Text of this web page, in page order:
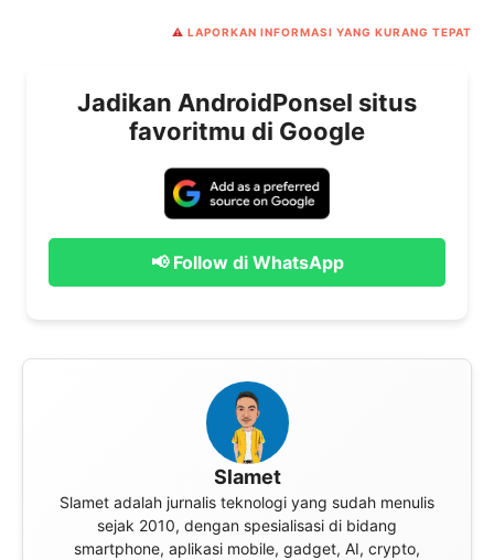
⚠️ LAPORKAN INFORMASI YANG KURANG TEPAT
Jadikan AndroidPonsel situs
favoritmu di Google
📢 Follow di WhatsApp
Slamet
Slamet adalah jurnalis teknologi yang sudah menulis
sejak 2010, dengan spesialisasi di bidang
smartphone, aplikasi mobile, gadget, AI, crypto,